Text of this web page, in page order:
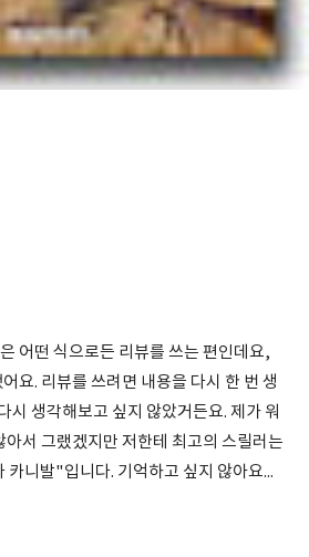
어떤 식으로든 리뷰를 쓰는 편인데요,
요. 리뷰를 쓰려면 내용을 다시 한 번 생
시 생각해보고 싶지 않았거든요. 제가 워
아서 그랬겠지만 저한테 최고의 스릴러는
니발"입니다. 기억하고 싶지 않아요...